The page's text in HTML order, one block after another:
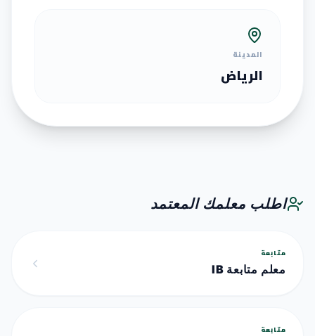
المدينة
الرياض
اطلب معلمك المعتمد
متابعة
معلم متابعة IB
متابعة